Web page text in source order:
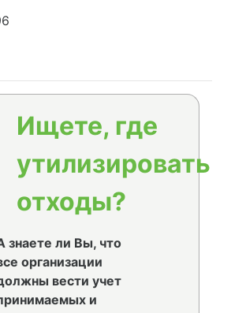
Ищете, где
утилизировать
отходы?
знаете ли Вы, что
организации
вести учет
и